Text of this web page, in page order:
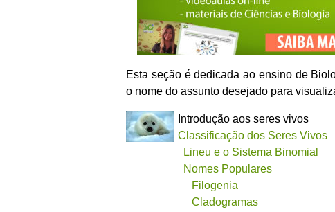
Esta seção é dedicada ao ensino de
o nome do assunto desejado para
Introdução aos seres vivos
Classificação dos Seres Vivos
Lineu e o Sistema Binomial
Nomes Populares
Filogenia
Cladogramas